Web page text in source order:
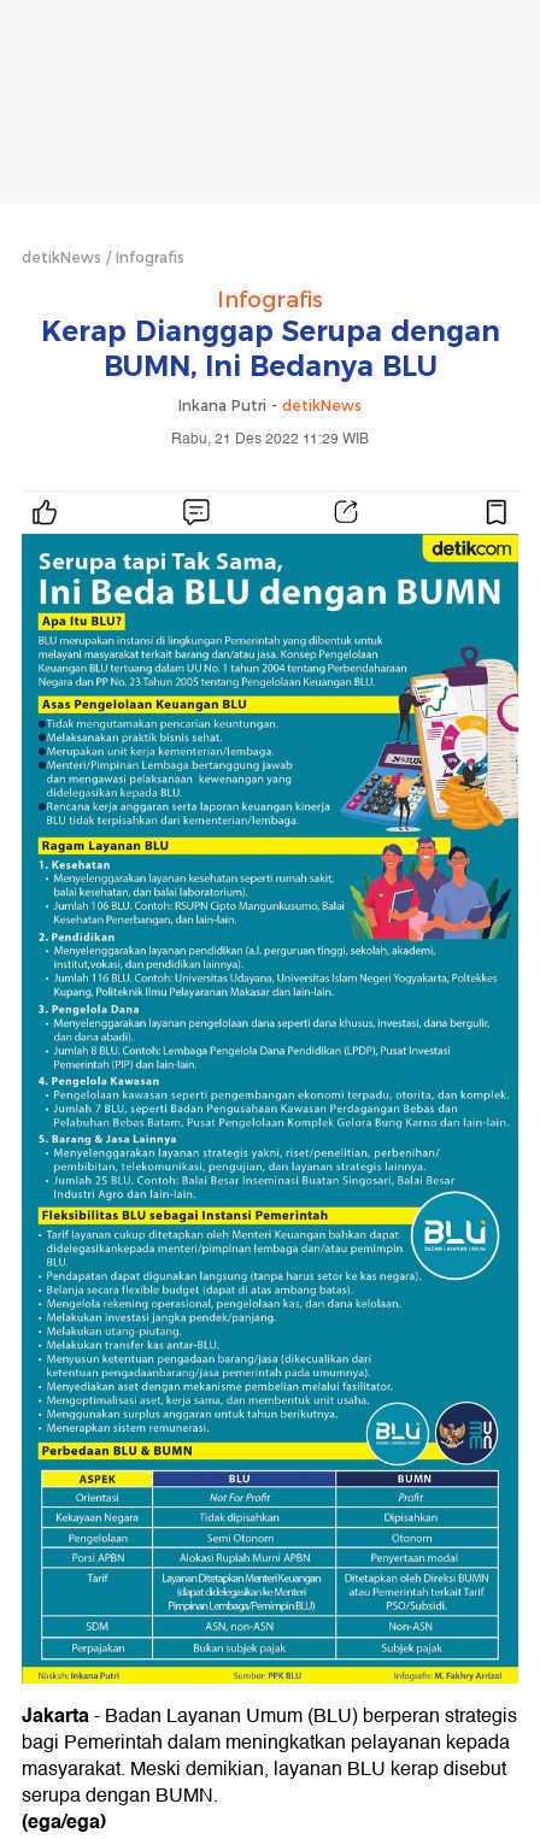
detikNews Infografis
Infografis
Kerap Dianggap Serupa dengan
BUMN, Ini Bedanya BLU
Inkana Putri - detikNews
Rabu, 21 Des 2022 11:29 WIB
Jakarta- Badan Layanan Umum (BLU) berperan strategis
bagi Pemerintah dalam meningkatkan pelayanan kepada
masyarakat. Meski demikian, layanan BLU kerap disebut
serupa dengan BUMN.
(ega/ega)